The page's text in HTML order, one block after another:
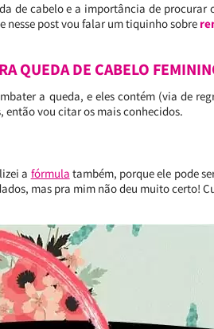
de cabelo e a importância de procurar
nesse post vou falar um tiquinho sobre
QUEDA DE CABELO
a queda, e eles contém (via de
então vou citar os mais conhecidos.
a fórmula também, porque ele pode
mas pra mim não deu muito certo!